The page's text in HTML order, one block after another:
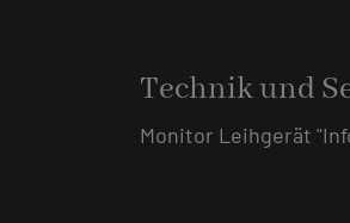
Technik und
Monitor Leihgerät